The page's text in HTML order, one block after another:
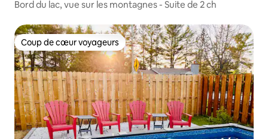
Bord du lac, vue sur les montagnes - Suite de 2 ch
Coup de cœur voyageurs
Coup de cœur voyageurs